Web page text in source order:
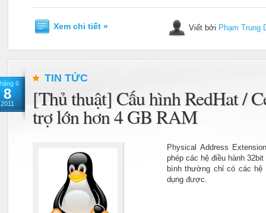
Xem chi tiết » Viết bởi Phạm Trung
6
8
2011
TIN TỨC
[Thủ thuật] Cấu hình RedHat /
trợ lớn hơn 4 GB RAM
Physical Address
phép các hệ điều hành
bình thường chỉ có các
dụng được.